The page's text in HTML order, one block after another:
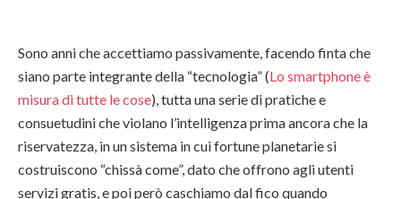
Sono anni che accettiamo passivamente, facendo finta che
siano parte integrante della “tecnologia” (Lo smartphone è
misura di tutte le cose), tutta una serie di pratiche e
consuetudini che violano l’intelligenza prima ancora che la
riservatezza, in un sistema in cui fortune planetarie si
costruiscono “chissà come”, dato che offrono agli utenti
servizi gratis, e poi però caschiamo dal fico quando